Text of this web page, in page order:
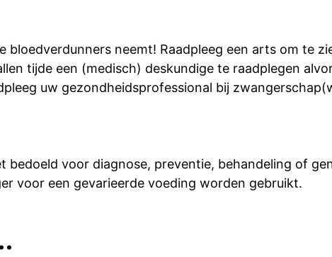
bloedverdunners neemt! Raadpleeg een arts om te
tijde een (medisch) deskundige te raadplegen
uw gezondheidsprofessional bij
bedoeld voor diagnose, preventie, behandeling of
voor een gevarieerde voeding worden gebruikt.